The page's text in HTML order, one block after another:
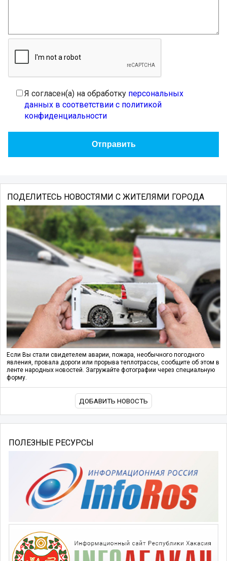
Я согласен(а) на обработку персональных
данных в соответствии с политикой
конфиденциальности
ПОДЕЛИТЕСЬ НОВОСТЯМИ С ЖИТЕЛЯМИ ГОРОДА
Если Вы стали свидетелем аварии, пожара, необычного погодного
явления, провала дороги или прорыва теплотрассы, сообщите об этом в
ленте народных новостей. Загружайте фотографии через специальную
форму.
ДОБАВИТЬ НОВОСТЬ
ПОЛЕЗНЫЕ РЕСУРСЫ